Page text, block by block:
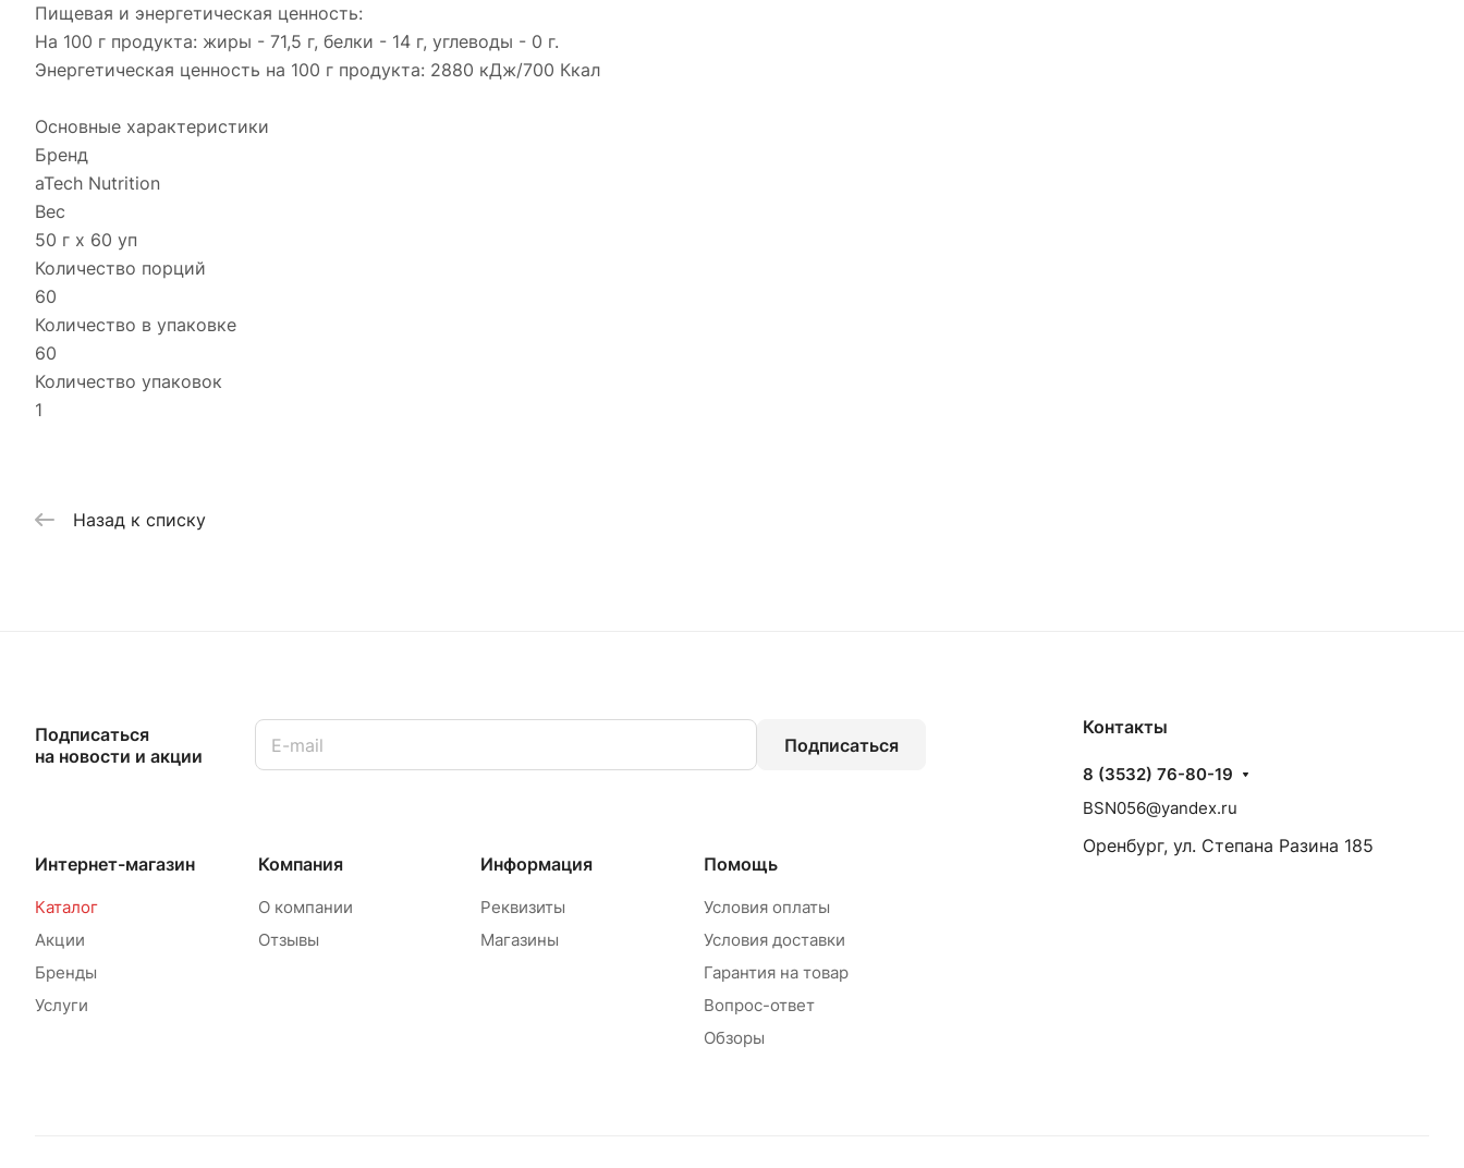
Пищевая и энергетическая ценность:
На 100 г продукта: жиры - 71,5 г, белки - 14 г, углеводы - 0 г.
Энергетическая ценность на 100 г продукта: 2880 кДж/700 Ккал
Основные характеристики
Бренд
aTech Nutrition
Вес
50 г x 60 уп
Количество порций
60
Количество в упаковке
60
Количество упаковок
1
Назад к списку
Подписаться
на новости и акции
Подписаться
Интернет-магазин
Каталог
Акции
Бренды
Услуги
Компания
О компании
Отзывы
Информация
Реквизиты
Магазины
Помощь
Условия оплаты
Условия доставки
Гарантия на товар
Вопрос-ответ
Обзоры
Контакты
8 (3532) 76-80-19
BSN056@yandex.ru
Оренбург, ул. Степана Разина 185